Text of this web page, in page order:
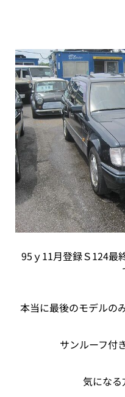
95ｙ11月登録Ｓ124最
本当に最後のモデルの
サンルーフ付
気にな